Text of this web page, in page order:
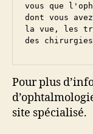
vous que
dont vous
la vue, les
des
Pour plus
site spécialisé.